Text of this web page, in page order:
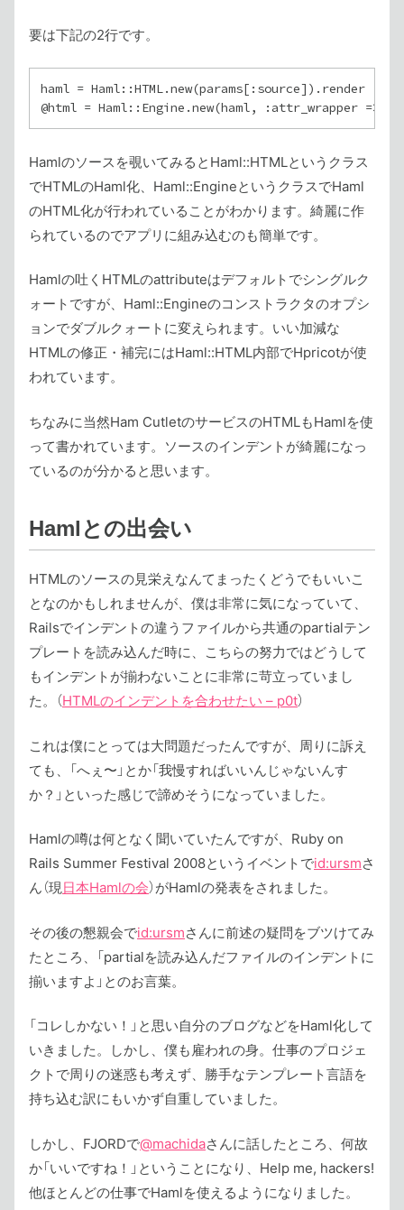
要は下記の2行です。
haml = Haml::HTML.new(params[:source]).render
Hamlのソースを覗いてみるとHaml::HTMLというクラス
でHTMLのHaml化、Haml::EngineというクラスでHaml
のHTML化が行われていることがわかります。綺麗に作
られているのでアプリに組み込むのも簡単です。
Hamlの吐くHTMLのattributeはデフォルトでシングルク
ォートですが、Haml::Engineのコンストラクタのオプシ
ョンでダブルクォートに変えられます。いい加減な
HTMLの修正・補完にはHaml::HTML内部でHpricotが使
われています。
ちなみに当然Ham CutletのサービスのHTMLもHamlを使
って書かれています。ソースのインデントが綺麗になっ
ているのが分かると思います。
Hamlとの出会い
HTMLのソースの見栄えなんてまったくどうでもいいこ
となのかもしれませんが、僕は非常に気になっていて、
Railsでインデントの違うファイルから共通のpartialテン
プレートを読み込んだ時に、こちらの努力ではどうして
もインデントが揃わないことに非常に苛立っていまし
た。（HTMLのインデントを合わせたい – p0t）
これは僕にとっては大問題だったんですが、周りに訴え
ても、「へぇ〜」とか「我慢すればいいんじゃないんす
か？」といった感じで諦めそうになっていました。
Hamlの噂は何となく聞いていたんですが、Ruby on
Rails Summer Festival 2008というイベントでid:ursmさ
ん（現日本Hamlの会）がHamlの発表をされました。
その後の懇親会でid:ursmさんに前述の疑問をブツけてみ
たところ、「partialを読み込んだファイルのインデントに
揃いますよ」とのお言葉。
「コレしかない！」と思い自分のブログなどをHaml化して
いきました。しかし、僕も雇われの身。仕事のプロジェ
クトで周りの迷惑も考えず、勝手なテンプレート言語を
持ち込む訳にもいかず自重していました。
しかし、FJORDで@machidaさんに話したところ、何故
か「いいですね！」ということになり、Help me, hackers!
他ほとんどの仕事でHamlを使えるようになりました。